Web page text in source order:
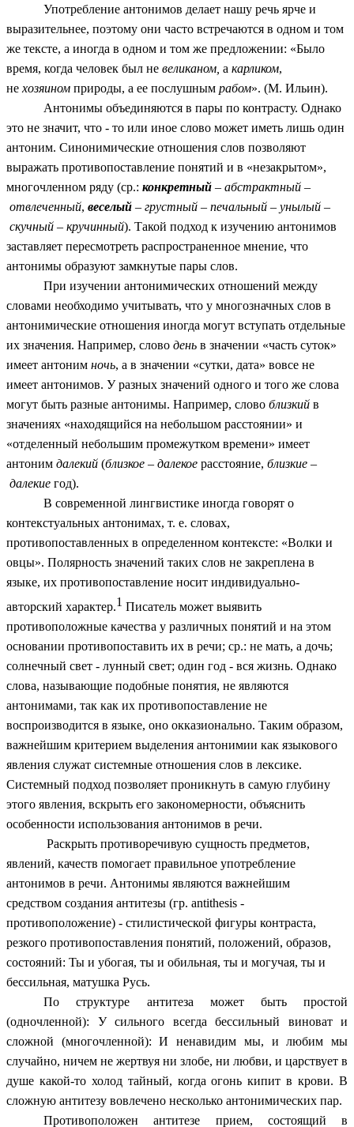
Употребление антонимов делает нашу речь ярче и
выразительнее, поэтому они часто встречаются в одном и том
же тексте, а иногда в одном и том же предложении: «Было
время, когда человек был не великаном, а карликом,
не хозяином природы, а ее послушным рабом». (М. Ильин).
Антонимы объединяются в пары по контрасту. Однако
это не значит, что - то или иное слово может иметь лишь один
антоним. Синонимические отношения слов позволяют
выражать противопоставление понятий и в «незакрытом»,
многочленном ряду (ср.: конкретный – абстрактный –
отвлеченный, веселый – грустный – печальный – унылый –
скучный – кручинный). Такой подход к изучению антонимов
заставляет пересмотреть распространенное мнение, что
антонимы образуют замкнутые пары слов.
При изучении антонимических отношений между
словами необходимо учитывать, что у многозначных слов в
антонимические отношения иногда могут вступать отдельные
их значения. Например, слово день в значении «часть суток»
имеет антоним ночь, а в значении «сутки, дата» вовсе не
имеет антонимов. У разных значений одного и того же слова
могут быть разные антонимы. Например, слово близкий в
значениях «находящийся на небольшом расстоянии» и
«отделенный небольшим промежутком времени» имеет
антоним далекий (близкое – далекое расстояние, близкие –
далекие год).
В современной лингвистике иногда говорят о
контекстуальных антонимах, т. е. словах,
противопоставленных в определенном контексте: «Волки и
овцы». Полярность значений таких слов не закреплена в
языке, их противопоставление носит индивидуально-
авторский характер.1 Писатель может выявить
противоположные качества у различных понятий и на этом
основании противопоставить их в речи; ср.: не мать, а дочь;
солнечный свет - лунный свет; один год - вся жизнь. Однако
слова, называющие подобные понятия, не являются
антонимами, так как их противопоставление не
воспроизводится в языке, оно окказионально. Таким образом,
важнейшим критерием выделения антонимии как языкового
явления служат системные отношения слов в лексике.
Системный подход позволяет проникнуть в самую глубину
этого явления, вскрыть его закономерности, объяснить
особенности использования антонимов в речи.
Раскрыть противоречивую сущность предметов,
явлений, качеств помогает правильное употребление
антонимов в речи. Антонимы являются важнейшим
средством создания антитезы (гр. antithesis -
противоположение) - стилистической фигуры контраста,
резкого противопоставления понятий, положений, образов,
состояний: Ты и убогая, ты и обильная, ты и могучая, ты и
бессильная, матушка Русь.
По структуре антитеза может быть простой
(одночленной): У сильного всегда бессильный виноват и
сложной (многочленной): И ненавидим мы, и любим мы
случайно, ничем не жертвуя ни злобе, ни любви, и царствует в
душе какой-то холод тайный, когда огонь кипит в крови. В
сложную антитезу вовлечено несколько антонимических пар.
Противоположен антитезе прием, состоящий в